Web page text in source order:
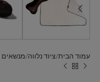
עמוד הבית ציוד נלווה מנשאים